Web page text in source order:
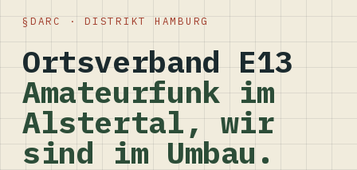
DARC · DISTRIKT HAMBURG
Ortsverband E13
Amateurfunk im
Alstertal, wir
sind im Umbau.